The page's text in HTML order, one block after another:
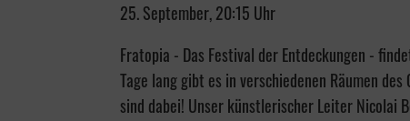
25. September, 20:15 Uhr
Fratopia - Das Festival der Entdeckungen -
Tage lang gibt es in verschiedenen Räumen
sind dabei! Unser künstlerischer Leiter Nicolai